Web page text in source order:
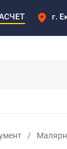
г.
/